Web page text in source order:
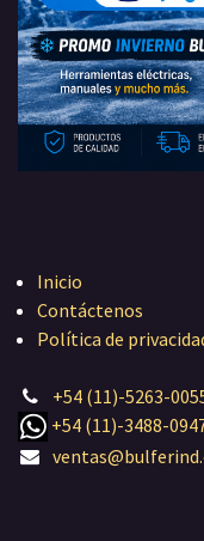
Inicio
Contáctenos
Política de
+54 (11)-5263-
+54 (11)-3488-